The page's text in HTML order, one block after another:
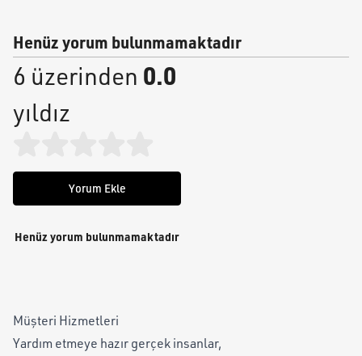
Henüz yorum bulunmamaktadır
6 üzerinden 0.0
yıldız
Yorum Ekle
Henüz yorum bulunmamaktadır
Müşteri Hizmetleri
Yardım etmeye hazır gerçek insanlar,